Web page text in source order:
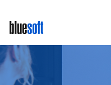
main
content